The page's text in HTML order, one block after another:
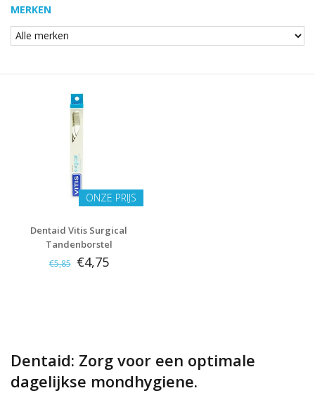
MERKEN
ONZE PRIJS
Dentaid Vitis Surgical
Tandenborstel
€5,85 €4,75
Dentaid: Zorg voor een optimale
dagelijkse mondhygiene.